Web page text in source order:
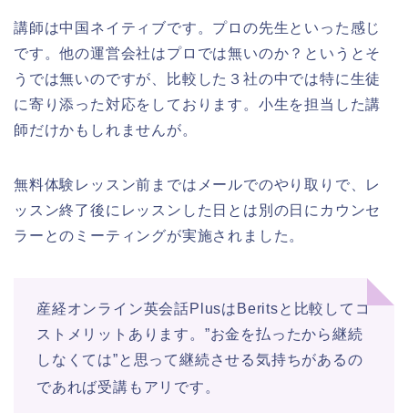
講師は中国ネイティブです。プロの先生といった感じ
です。他の運営会社はプロでは無いのか？というとそ
うでは無いのですが、比較した３社の中では特に生徒
に寄り添った対応をしております。小生を担当した講
師だけかもしれませんが。
無料体験レッスン前まではメールでのやり取りで、レ
ッスン終了後にレッスンした日とは別の日にカウンセ
ラーとのミーティングが実施されました。
産経オンライン英会話PlusはBeritsと比較してコ
ストメリットあります。”お金を払ったから継続
しなくては”と思って継続させる気持ちがあるの
であれば受講もアリです。